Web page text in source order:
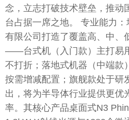
念，立志打破技术壁垒，推动
台占据一席之地。 专业能力：
有限公司打造了覆盖高、中、
——台式机（入门款）主打易
不打折；落地式机器（中端款
按需增减配置；旗舰款处于研
出，将为半导体行业提供更优
率。其核心产品桌面式N3